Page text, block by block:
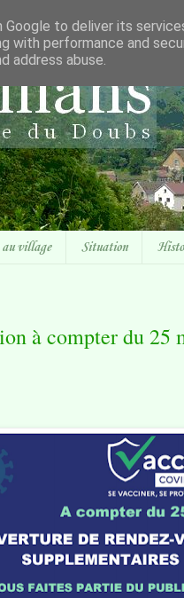
village Situation
à compter du 25
to deliver its
with performance and
address abuse.